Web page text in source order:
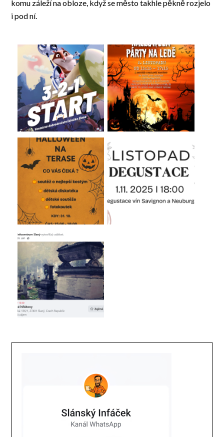
komu záleží na obloze, když se město takhle pěkně rozjelo
i pod ní.